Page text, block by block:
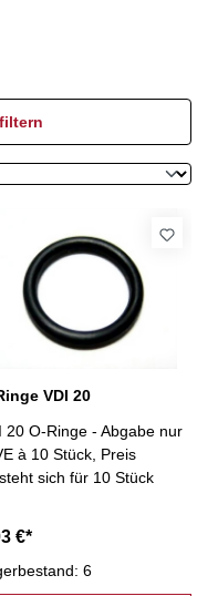
VDI 20
20 O-Ringe - Abgabe nur
à 10 Stück, Preis
sich für 10 Stück
€*
6